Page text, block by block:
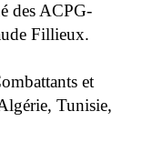
des ACPG-
Fillieux.
et
Tunisie,